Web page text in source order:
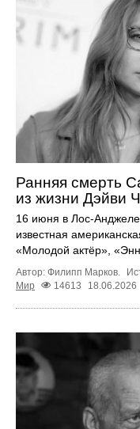
Ранняя смерть
из жизни Дэйви
16 июня в Лос-
известная
«Молодой актёр»,
Автор: Филипп Марков.
Мир
14613 18.06.2026